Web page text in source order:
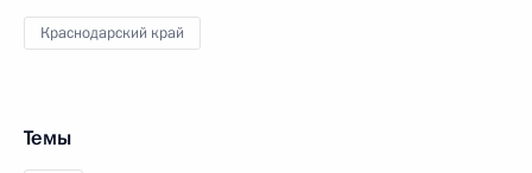
Краснодарский край
Темы